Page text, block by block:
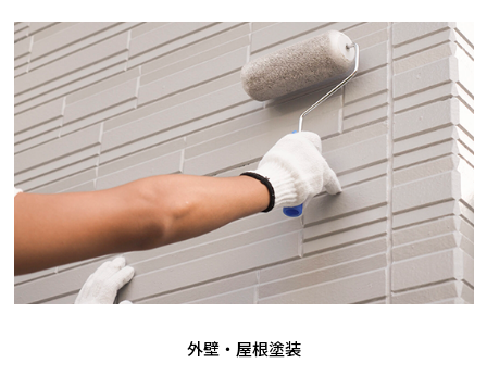
外壁・屋根塗装